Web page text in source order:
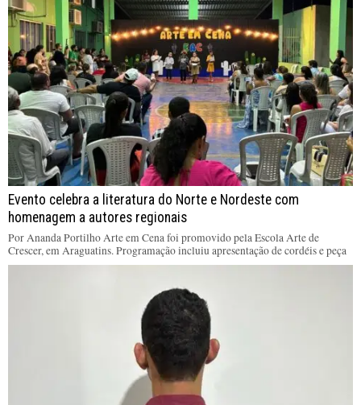
Evento celebra a literatura do Norte e Nordeste com
homenagem a autores regionais
Por Ananda Portilho Arte em Cena foi promovido pela Escola Arte de
Crescer, em Araguatins. Programação incluiu apresentação de cordéis e peça